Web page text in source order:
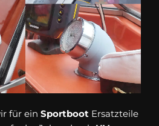
für ein Sportboot Ersatzteile